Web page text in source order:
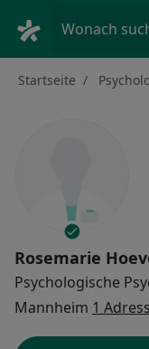
Wonach
Startseite
Rosemarie
Psychologische
Mannheim 1